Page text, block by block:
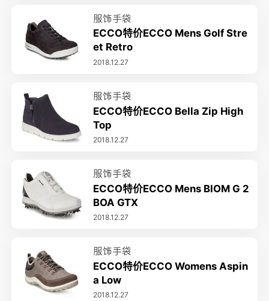
服饰手袋
ECCO特价ECCO Mens Golf Stre
et Retro
2018.12.27
服饰手袋
ECCO特价ECCO Bella Zip High
Top
2018.12.27
服饰手袋
ECCO特价ECCO Mens BIOM G 2
BOA GTX
2018.12.27
服饰手袋
ECCO特价ECCO Womens Aspin
a Low
2018.12.27